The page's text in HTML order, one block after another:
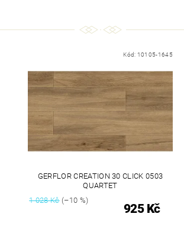
Kód: 10105-1645
GERFLOR CREATION 30 CLICK 0503
QUARTET
1 028 Kč(–10 %)
925 Kč